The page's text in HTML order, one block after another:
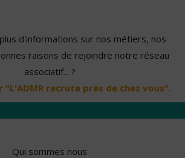
d'informations sur nos métiers, nos
raisons de rejoindre notre réseau
associatif... ?
"L'ADMR recrute près de chez vous".
Qui sommes nous